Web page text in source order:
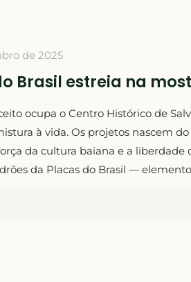
de 2025
Brasil estreia na
ocupa o Centro Histórico de
à vida. Os projetos nascem
da cultura baiana e a
da Placas do Brasil —